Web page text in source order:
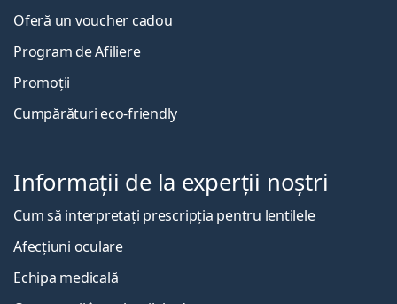
Oferă un voucher cadou
Program de Afiliere
Promoții
Cumpărături eco-friendly
Informații de la experții noștri
Cum să interpretați prescripția pentru lentilele
Afecțiuni oculare
Echipa medicală